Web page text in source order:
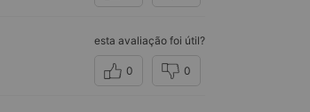
esta avaliação foi útil?
0 0